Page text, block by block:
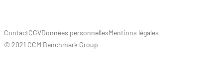
ContactCGVDonnées personnellesMentions légales
© 2021 CCM Benchmark Group